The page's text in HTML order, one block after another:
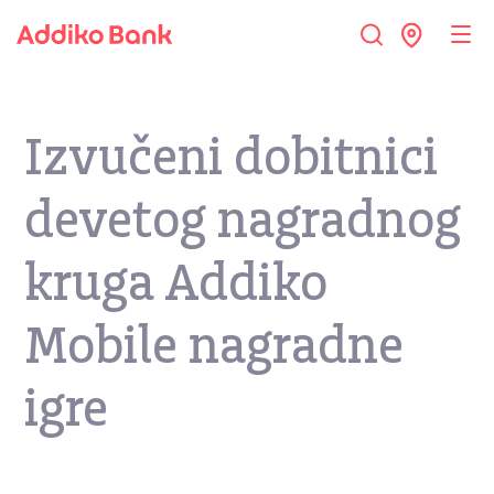
Izvučeni dobitnici
devetog nagradnog
kruga Addiko
Mobile nagradne
igre